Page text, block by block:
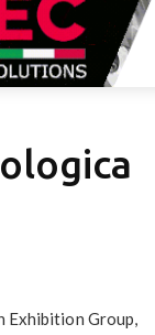
Exhibition Group,